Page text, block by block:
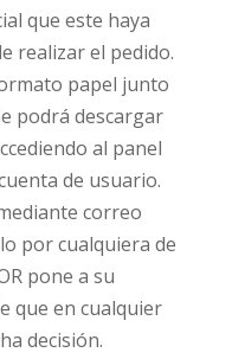
que este haya
realizar el pedido.
papel junto
podrá descargar
al panel
de usuario.
correo
por cualquiera de
pone a su
que en cualquier
decisión.